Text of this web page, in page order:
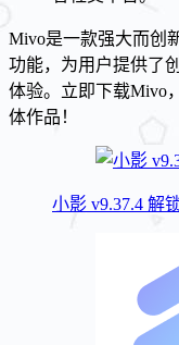
Mivo是一款强大而创
功能，为用户提供了
体验。立即下载Mivo
体作品！
小影 v9.37.4 解